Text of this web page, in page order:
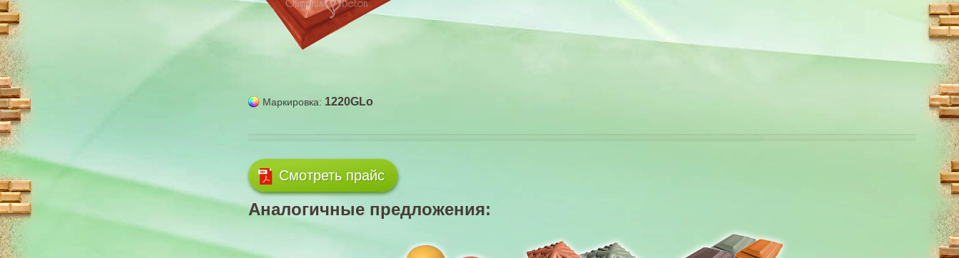
Маркировка: 1220GLo
Смотреть прайс
Аналогичные предложения: